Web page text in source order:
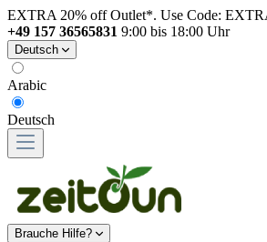
EXTRA 20% off Outlet*. Use Code:
+49 157 36565831 9:00 bis 18:00 Uhr
Deutsch
Arabic
Deutsch
Brauche Hilfe?